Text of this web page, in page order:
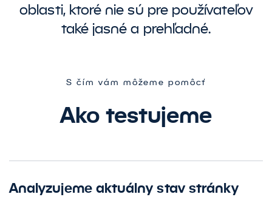
oblasti, ktoré nie sú pre používateľov
také jasné a prehľadné.
S čím vám môžeme pomôcť
Ako testujeme
Analyzujeme aktuálny stav stránky